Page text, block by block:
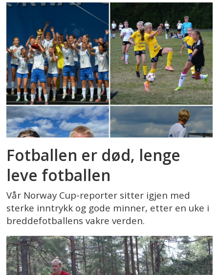
Fotballen er død, lenge
leve fotballen
Vår Norway Cup-reporter sitter igjen med
sterke inntrykk og gode minner, etter en uke i
breddefotballens vakre verden.